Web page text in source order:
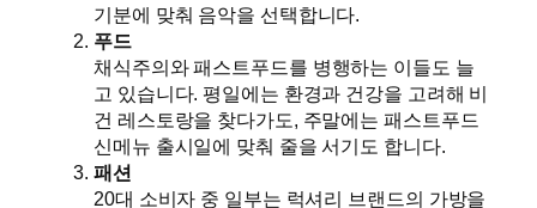
기분에 맞춰 음악을 선택합니다.
푸드
채식주의와 패스트푸드를 병행하는 이들도 늘
고 있습니다. 평일에는 환경과 건강을 고려해 비
건 레스토랑을 찾다가도, 주말에는 패스트푸드
신메뉴 출시일에 맞춰 줄을 서기도 합니다.
패션
20대 소비자 중 일부는 럭셔리 브랜드의 가방을